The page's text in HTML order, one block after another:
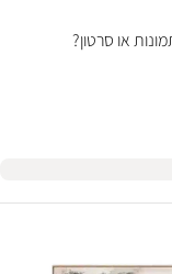
או סרטון?